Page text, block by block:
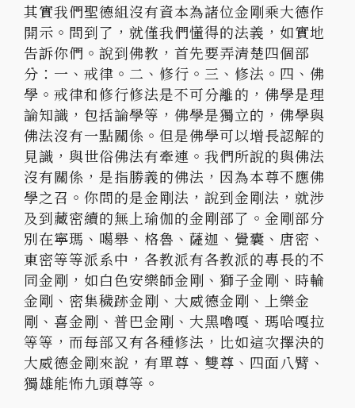
其實我們聖德組沒有資本為諸位金剛乘大德作
開示。問到了，就僅我們懂得的法義，如實地
告訴你們。說到佛教，首先要弄清楚四個部
分：一、戒律。二、修行。三、修法。四、佛
學。戒律和修行修法是不可分離的，佛學是理
論知識，包括論學等，佛學是獨立的，佛學與
佛法沒有一點關係。但是佛學可以增長認解的
見識，與世俗佛法有牽連。我們所說的與佛法
沒有關係，是指勝義的佛法，因為本尊不應佛
學之召。你問的是金剛法，說到金剛法，就涉
及到藏密續的無上瑜伽的金剛部了。金剛部分
別在寧瑪、噶舉、格魯、薩迦、覺囊、唐密、
東密等等派系中，各教派有各教派的專長的不
同金剛，如白色安樂師金剛、獅子金剛、時輪
金剛、密集穢跡金剛、大威德金剛、上樂金
剛、喜金剛、普巴金剛、大黑嚕嘎、瑪哈嘎拉
等等，而每部又有各種修法，比如這次擇決的
大威德金剛來說，有單尊、雙尊、四面八臂、
獨雄能怖九頭尊等。